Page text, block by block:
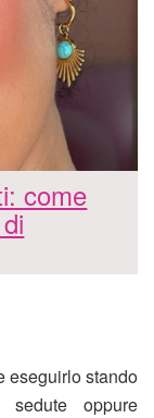
come
eseguirlo stando
oppure